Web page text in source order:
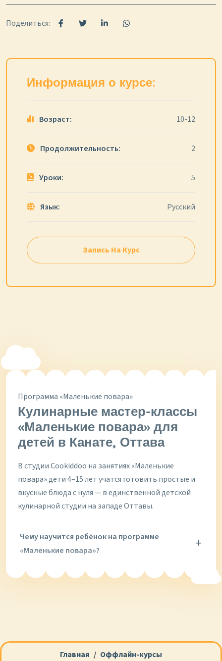
Поделиться:
Информация о курсе:
Возраст: 10-12
Продолжительность: 2
Уроки: 5
Язык: Русский
Запись На Курс
Программа «Маленькие повара»
Кулинарные мастер-классы
«Маленькие повара» для
детей в Канате, Оттава
В студии Cookiddoo на занятиях «Маленькие
повара» дети 4–15 лет учатся готовить простые и
вкусные блюда с нуля — в единственной детской
кулинарной студии на западе Оттавы.
Чему научится ребёнок на программе
«Маленькие повара»?
Где проходят занятия?
Главная
Оффлайн-курсы